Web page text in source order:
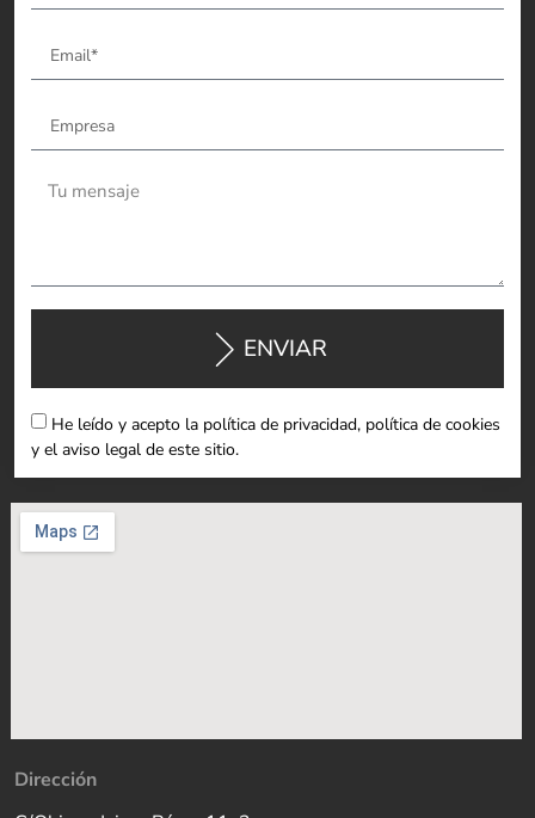
He leído y acepto la política de privacidad, política de cookies
y el aviso legal de este sitio.
ENVIAR
Dirección